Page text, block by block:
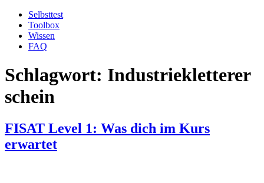
Selbsttest
Toolbox
Wissen
FAQ
Schlagwort: Industriekletterer
schein
FISAT Level 1: Was dich im Kurs
erwartet